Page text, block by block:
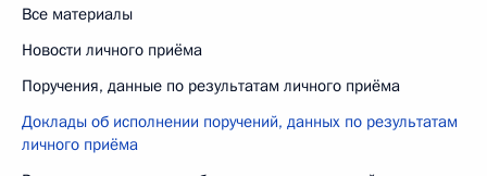
Все материалы
Новости личного приёма
Поручения, данные по результатам личного приёма
Доклады об исполнении поручений, данных по результатам
личного приёма